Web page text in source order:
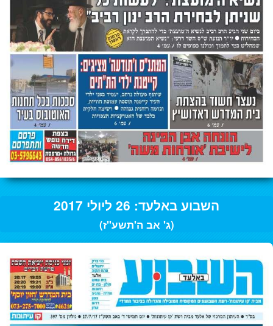
השבוע באלעד: 26 ליולי 2017
(ג' אב ה'תשע"ז)